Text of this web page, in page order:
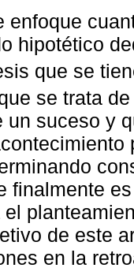
enfoque
hipotético
que se
se trata
un suceso y
finalmente
el
de este
en la